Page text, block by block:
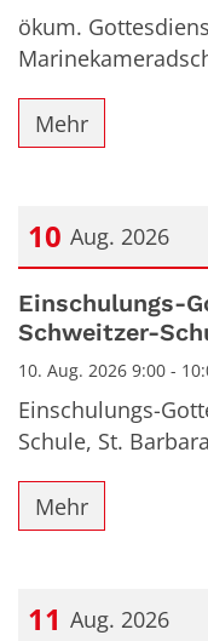
ökum.
Mehr
10 Aug. 2026
Datum: 10. August
Einschulungs-
Schweitzer-
10. Aug. 2026 9:00 -
Einschulungs-
Schule, St. Barbara
Mehr
11 Aug. 2026